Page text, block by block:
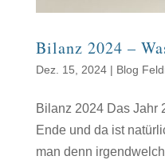
Bilanz 2024 –
Dez. 15, 2024| Blog
Bilanz 2024 Das Jahr
Ende und da ist
man denn